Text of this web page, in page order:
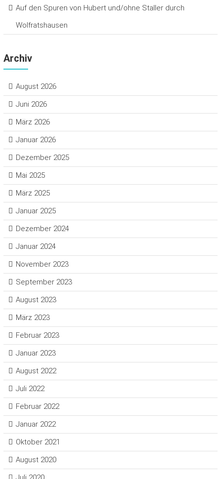
Auf den Spuren von Hubert und/ohne Staller durch
Wolfratshausen
Archiv
August 2026
Juni 2026
März 2026
Januar 2026
Dezember 2025
Mai 2025
März 2025
Januar 2025
Dezember 2024
Januar 2024
November 2023
September 2023
August 2023
März 2023
Februar 2023
Januar 2023
August 2022
Juli 2022
Februar 2022
Januar 2022
Oktober 2021
August 2020